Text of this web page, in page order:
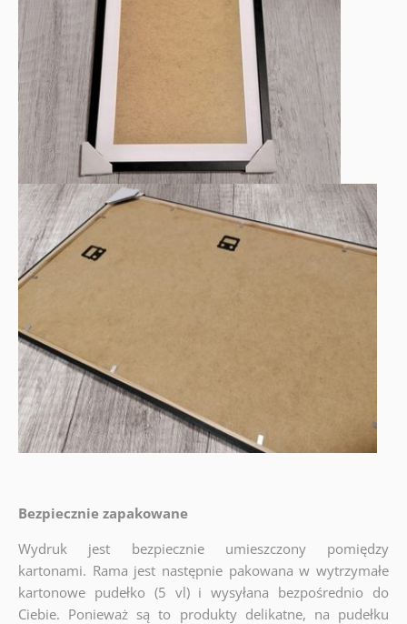
Bezpiecznie zapakowane
Wydruk jest bezpiecznie umieszczony pomiędzy
kartonami. Rama jest następnie pakowana w wytrzymałe
kartonowe pudełko (5 vl) i wysyłana bezpośrednio do
Ciebie. Ponieważ są to produkty delikatne, na pudełku